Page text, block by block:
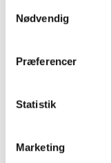
Nødvendig
Præferencer
Statistik
Marketing